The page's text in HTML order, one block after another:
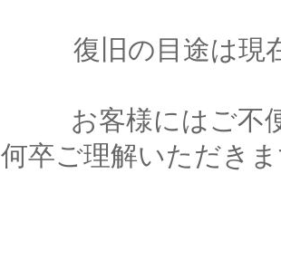
復旧の目途は現
お客様にはご不
何卒ご理解いただき